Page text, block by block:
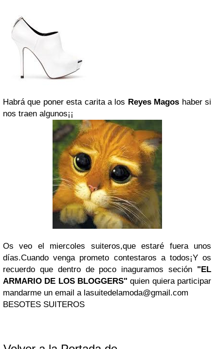
Habrá que poner esta carita a los Reyes Magos haber si
nos traen algunos¡¡
Os veo el miercoles suiteros,que estaré fuera unos
días.Cuando venga prometo contestaros a todos¡Y os
recuerdo que dentro de poco inaguramos seción "EL
ARMARIO DE LOS BLOGGERS" quien quiera participar
mandarme un email a lasuitedelamoda@gmail.com
BESOTES SUITEROS